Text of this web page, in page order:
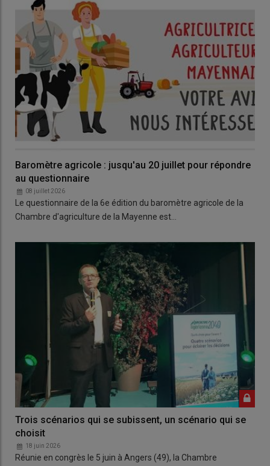
Baromètre agricole : jusqu'au 20 juillet pour répondre
au questionnaire
08 juillet 2026
Le questionnaire de la 6e édition du baromètre agricole de la
Chambre d'agriculture de la Mayenne est…
Trois scénarios qui se subissent, un scénario qui se
choisit
18 juin 2026
Réunie en congrès le 5 juin à Angers (49), la Chambre